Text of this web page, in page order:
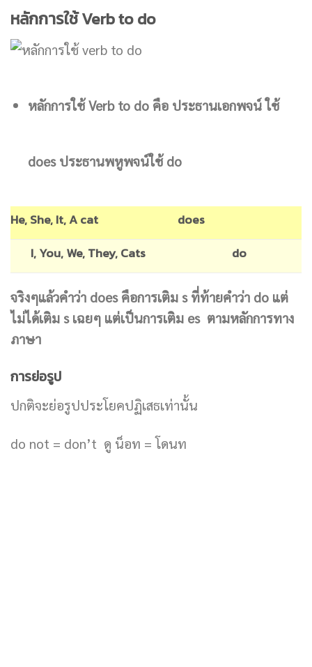
หลักการใช้ Verb to do
หลักการใช้ Verb to do คือ ประธานเอกพจน์ ใช้
does ประธานพหูพจน์ใช้ do
He, She, It, A cat
does
I, You, We, They, Cats
do
จริงๆแล้วคำว่า does คือการเติม s ที่ท้ายคำว่า do แต่
ไม่ได้เติม s เฉยๆ แต่เป็นการเติม es ตามหลักการทาง
ภาษา
การย่อรูป
ปกติจะย่อรูปประโยคปฏิเสธเท่านั้น
do not = don’t ดู น็อท = โดนท